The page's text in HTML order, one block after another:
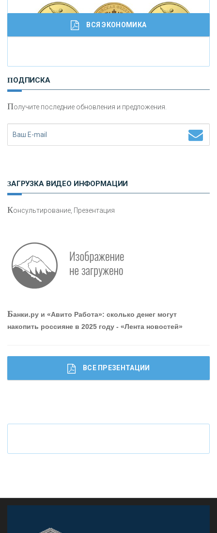
привлечь и удержать персонал - «Интервью»
И
сохранения и увеличения капитала
Что будет с наличными деньгами при цифровом
ВСЯ ЭКОНОМИКА
ПОДПИСКА
Получите последние обновления и предложения.
ЗАГРУЗКА ВИДЕО ИНФОРМАЦИИ
Консультирование, Презентация
Банки.ру и «Авито Работа»: сколько денег могут
накопить россияне в 2025 году - «Лента новостей»
ВСЕ ПРЕЗЕНТАЦИИ